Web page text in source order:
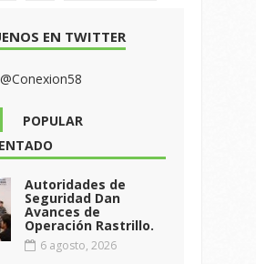
EN TWITTER
POPULAR
Autoridades de
Seguridad Dan
Avances de
Operación Rastrillo.
6 agosto, 2026